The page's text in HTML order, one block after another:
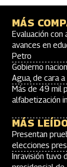
MÁS
Evaluación con
avances en
Petro
Gobierno
Agua, de cara
Más de 49 mil
alfabetización
MÁS
Presentan
elecciones
Inravisión tuvo